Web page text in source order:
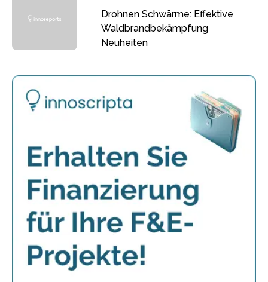
Drohnen Schwärme: Effektive
Waldbrandbekämpfung
Neuheiten